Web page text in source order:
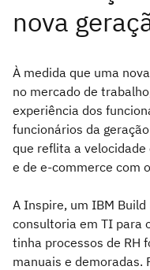
À medida que uma
no mercado de
experiência dos
funcionários da
que reflita a velocidade
e de e-commerce com
A Inspire, um IBM
consultoria em TI para
tinha processos de RH
manuais e